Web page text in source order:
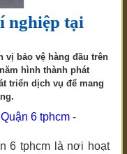
nghiệp tại
vị bảo vệ hàng đầu trên
hình thành phát
triển dịch vụ để mang
6 tphcm -
6 tphcm là nơi hoạt